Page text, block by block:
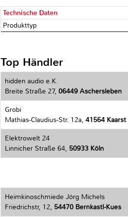
Technische Daten
Produkttyp
Top Händler
hidden audio e.K.
Breite Straße 27, 06449 Aschersleben
Grobi
Mathias-Claudius-Str. 12a, 41564 Kaarst
Elektrowelt 24
Linnicher Straße 64, 50933 Köln
Heimkinoschmiede Jörg Michels
Friedrichstr, 12, 54470 Bernkastl-Kues